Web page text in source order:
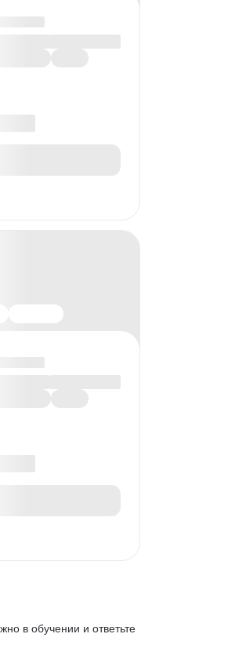
в обучении и ответьте